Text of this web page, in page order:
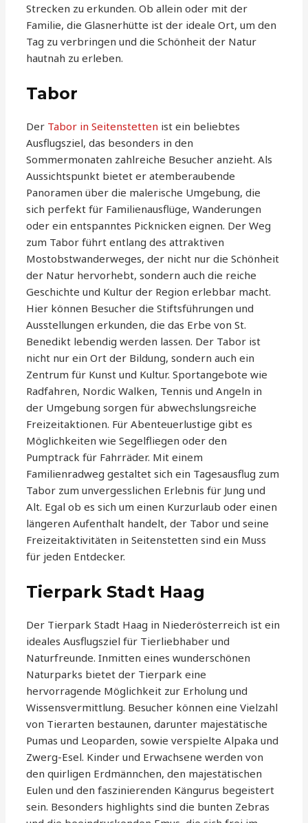
Strecken zu erkunden. Ob allein oder mit der
Familie, die Glasnerhütte ist der ideale Ort, um den
Tag zu verbringen und die Schönheit der Natur
hautnah zu erleben.
Tabor
Der Tabor in Seitenstetten ist ein beliebtes
Ausflugsziel, das besonders in den
Sommermonaten zahlreiche Besucher anzieht. Als
Aussichtspunkt bietet er atemberaubende
Panoramen über die malerische Umgebung, die
sich perfekt für Familienausflüge, Wanderungen
oder ein entspanntes Picknicken eignen. Der Weg
zum Tabor führt entlang des attraktiven
Mostobstwanderweges, der nicht nur die Schönheit
der Natur hervorhebt, sondern auch die reiche
Geschichte und Kultur der Region erlebbar macht.
Hier können Besucher die Stiftsführungen und
Ausstellungen erkunden, die das Erbe von St.
Benedikt lebendig werden lassen. Der Tabor ist
nicht nur ein Ort der Bildung, sondern auch ein
Zentrum für Kunst und Kultur. Sportangebote wie
Radfahren, Nordic Walken, Tennis und Angeln in
der Umgebung sorgen für abwechslungsreiche
Freizeitaktionen. Für Abenteuerlustige gibt es
Möglichkeiten wie Segelfliegen oder den
Pumptrack für Fahrräder. Mit einem
Familienradweg gestaltet sich ein Tagesausflug zum
Tabor zum unvergesslichen Erlebnis für Jung und
Alt. Egal ob es sich um einen Kurzurlaub oder einen
längeren Aufenthalt handelt, der Tabor und seine
Freizeitaktivitäten in Seitenstetten sind ein Muss
für jeden Entdecker.
Tierpark Stadt Haag
Der Tierpark Stadt Haag in Niederösterreich ist ein
ideales Ausflugsziel für Tierliebhaber und
Naturfreunde. Inmitten eines wunderschönen
Naturparks bietet der Tierpark eine
hervorragende Möglichkeit zur Erholung und
Wissensvermittlung. Besucher können eine Vielzahl
von Tierarten bestaunen, darunter majestätische
Pumas und Leoparden, sowie verspielte Alpaka und
Zwerg-Esel. Kinder und Erwachsene werden von
den quirligen Erdmännchen, den majestätischen
Eulen und den faszinierenden Kängurus begeistert
sein. Besonders highlights sind die bunten Zebras